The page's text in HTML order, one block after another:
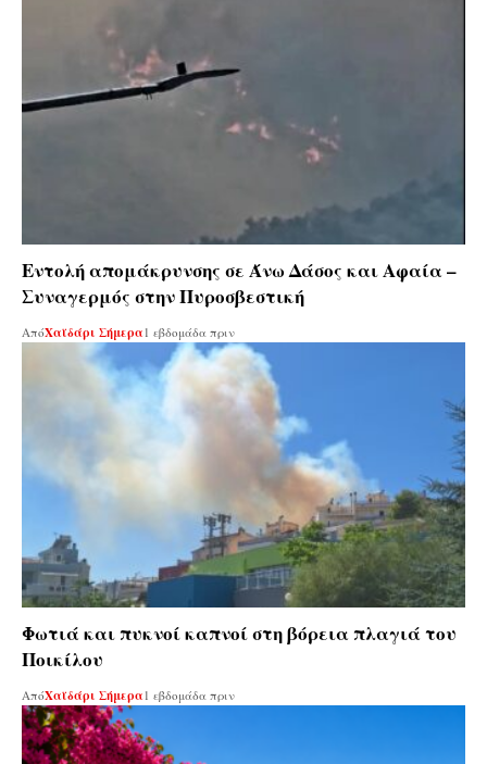
Εντολή απομάκρυνσης σε Άνω Δάσος και Αφαία –
Συναγερμός στην Πυροσβεστική
ΑπόΧαϊδάρι Σήμερα 1 εβδομάδα πριν
Φωτιά και πυκνοί καπνοί στη βόρεια πλαγιά του
Ποικίλου
ΑπόΧαϊδάρι Σήμερα1 εβδομάδα πριν